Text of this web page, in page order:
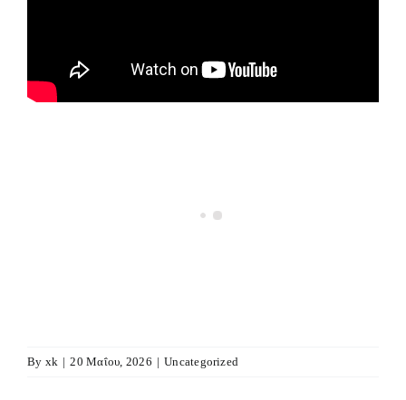
By xk | 20 Μαΐου, 2026 | Uncategorized